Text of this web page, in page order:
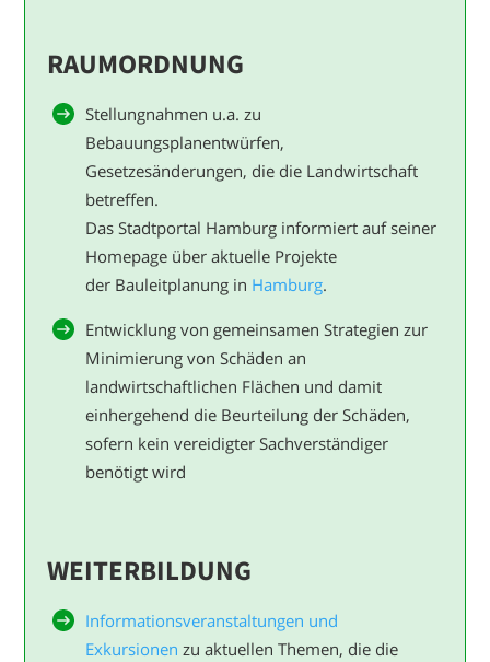
RAUMORDNUNG
Stellungnahmen u.a. zu
Bebauungsplanentwürfen,
Gesetzesänderungen, die die Landwirtschaft
betreffen.
Das Stadtportal Hamburg informiert auf seiner
Homepage über aktuelle Projekte
der Bauleitplanung in Hamburg.
Entwicklung von gemeinsamen Strategien zur
Minimierung von Schäden an
landwirtschaftlichen Flächen und damit
einhergehend die Beurteilung der Schäden,
sofern kein vereidigter Sachverständiger
benötigt wird
WEITERBILDUNG
Informationsveranstaltungen und
Exkursionenzu aktuellen Themen, die die